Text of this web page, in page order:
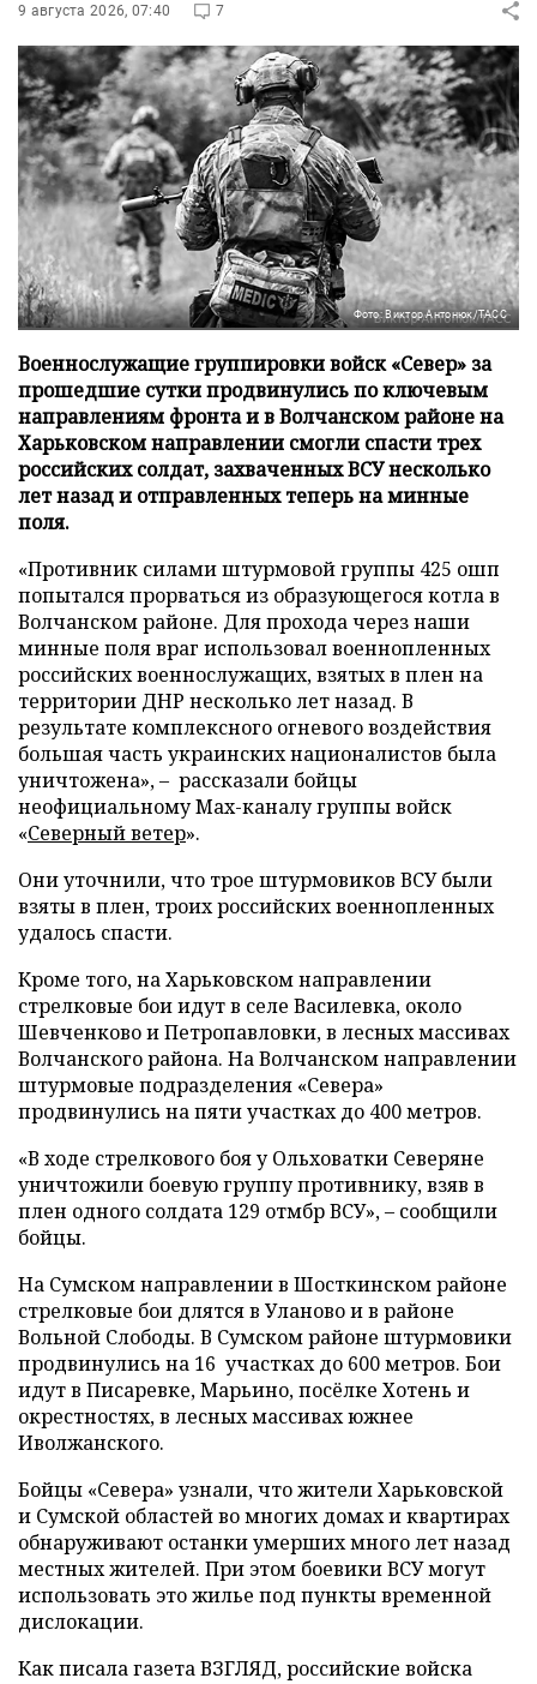
9 августа 2026, 07:40 7
Фото: Виктор Антонюк/ТАСС
Военнослужащие группировки войск «Север» за
прошедшие сутки продвинулись по ключевым
направлениям фронта и в Волчанском районе на
Харьковском направлении смогли спасти трех
российских солдат, захваченных ВСУ несколько
лет назад и отправленных теперь на минные
поля.
«Противник силами штурмовой группы 425 ошп
попытался прорваться из образующегося котла в
Волчанском районе. Для прохода через наши
минные поля враг использовал военнопленных
российских военнослужащих, взятых в плен на
территории ДНР несколько лет назад. В
результате комплексного огневого воздействия
большая часть украинских националистов была
уничтожена», – рассказали бойцы
неофициальному Max-каналу группы войск
«Северный ветер».
Они уточнили, что трое штурмовиков ВСУ были
взяты в плен, троих российских военнопленных
удалось спасти.
Кроме того, на Харьковском направлении
стрелковые бои идут в селе Василевка, около
Шевченково и Петропавловки, в лесных массивах
Волчанского района. На Волчанском направлении
штурмовые подразделения «Севера»
продвинулись на пяти участках до 400 метров.
«В ходе стрелкового боя у Ольховатки Северяне
уничтожили боевую группу противнику, взяв в
плен одного солдата 129 отмбр ВСУ», – сообщили
бойцы.
На Сумском направлении в Шосткинском районе
стрелковые бои длятся в Уланово и в районе
Вольной Слободы. В Сумском районе штурмовики
продвинулись на 16 участках до 600 метров. Бои
идут в Писаревке, Марьино, посёлке Хотень и
окрестностях, в лесных массивах южнее
Иволжанского.
Бойцы «Севера» узнали, что жители Харьковской
и Сумской областей во многих домах и квартирах
обнаруживают останки умерших много лет назад
местных жителей. При этом боевики ВСУ могут
использовать это жилье под пункты временной
дислокации.
Как писала газета ВЗГЛЯД, российские войска